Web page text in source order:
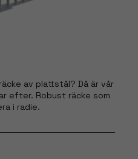
av plattstål? Då är vår
efter. Robust räcke som
i radie.
möjligt under
funktionalitet
att försvinna
från